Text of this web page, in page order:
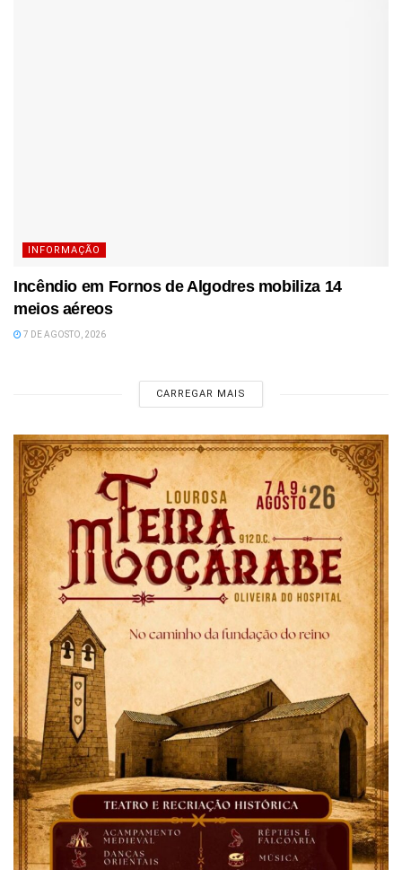
INFORMAÇÃO
Incêndio em Fornos de Algodres mobiliza 14
meios aéreos
7 DE AGOSTO, 2026
CARREGAR MAIS